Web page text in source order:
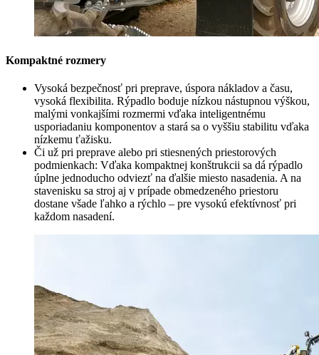
Kompaktné rozmery
Vysoká bezpečnosť pri preprave, úspora nákladov a času,
vysoká flexibilita. Rýpadlo boduje nízkou nástupnou výškou,
malými vonkajšími rozmermi vďaka inteligentnému
usporiadaniu komponentov a stará sa o vyššiu stabilitu vďaka
nízkemu ťažisku.
Či už pri preprave alebo pri stiesnených priestorových
podmienkach: Vďaka kompaktnej konštrukcii sa dá rýpadlo
úplne jednoducho odviezť na ďalšie miesto nasadenia. A na
stavenisku sa stroj aj v prípade obmedzeného priestoru
dostane všade ľahko a rýchlo – pre vysokú efektívnosť pri
každom nasadení.